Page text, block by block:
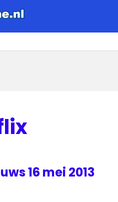
16 mei 2013